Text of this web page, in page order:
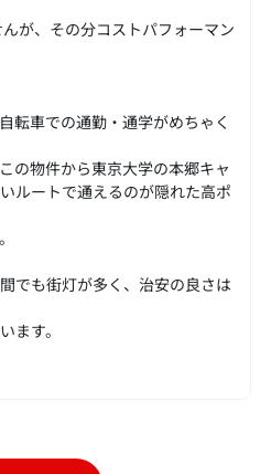
が、その分コストパフォーマン
転車での通勤・通学がめちゃく
の物件から東京大学の本郷キャ
ルートで通えるのが隠れた高ポ
でも街灯が多く、治安の良さは
ます。